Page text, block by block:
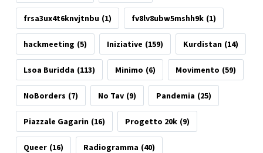
frsa3ux4t6knvjtnbu (1) fv8lv8ubw5mshh9k (1)
hackmeeting (5) Iniziative (159) Kurdistan (14)
Lsoa Buridda (113) Minimo (6) Movimento (59)
NoBorders (7) No Tav (9) Pandemia (25)
Piazzale Gagarin (16) Progetto 20k (9)
Queer (16) Radiogramma (40)